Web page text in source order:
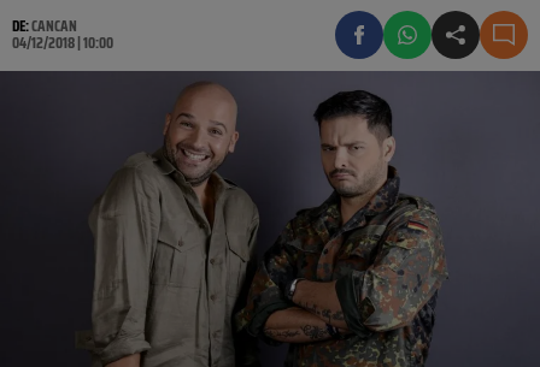
DE:CANCAN
04/12/2018 | 10:00